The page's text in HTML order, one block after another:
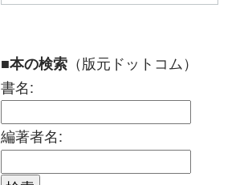
■本の検索（版元ドットコム）
書名:
編著者名: